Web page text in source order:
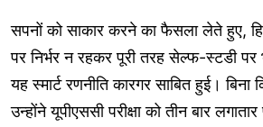
सपनों को साकार करने का फैसला लेते हुए,
पर निर्भर न रहकर पूरी तरह सेल्फ-स्टडी पर
यह स्मार्ट रणनीति कारगर साबित हुई। बिना
उन्होंने यूपीएससी परीक्षा को तीन बार